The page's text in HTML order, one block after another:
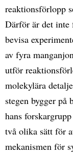
reaktionsförlopp
Därför är det inte
bevisa
av fyra
utför
molekylära
stegen bygger på
hans
två olika sätt för
mekanismen för